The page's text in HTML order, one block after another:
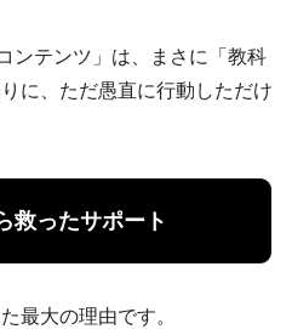
ンテンツ」は、まさに「教科
に、ただ愚直に行動しただけ
救ったサポート
最大の理由です。